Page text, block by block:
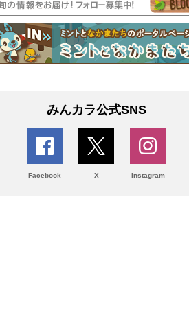
みんカラ公式SNS
Facebook X Instagram